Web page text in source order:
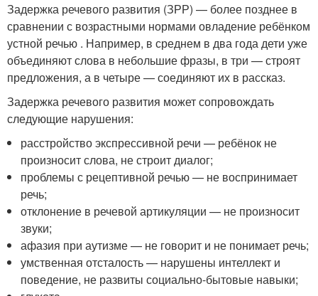
Задержка речевого развития (ЗРР) — более позднее в
сравнении с возрастными нормами овладение ребёнком
устной речью . Например, в среднем в два года дети уже
объединяют слова в небольшие фразы, в три — строят
предложения, а в четыре — соединяют их в рассказ.
Задержка речевого развития может сопровождать
следующие нарушения:
расстройство экспрессивной речи — ребёнок не
произносит слова, не строит диалог;
проблемы с рецептивной речью — не воспринимает
речь;
отклонение в речевой артикуляции — не произносит
звуки;
афазия при аутизме — не говорит и не понимает речь;
умственная отсталость — нарушены интеллект и
поведение, не развиты социально-бытовые навыки;